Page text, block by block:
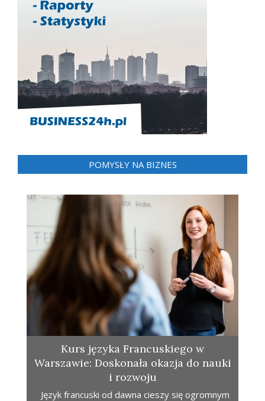
POMYSŁY NA BIZNES
Kurs języka Francuskiego w
Warszawie: Doskonała okazja do nauki
i rozwoju
Język francuski od dawna cieszy się ogromnym